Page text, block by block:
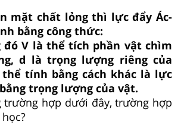
mặt chất lỏng thì lực đẩy Ác-
bằng công thức:
đó V là thể tích phần vật chìm
d là trọng lượng riêng của
thể tính bằng cách khác là lực
trọng lượng của vật.
trường hợp dưới đây, trường hợp